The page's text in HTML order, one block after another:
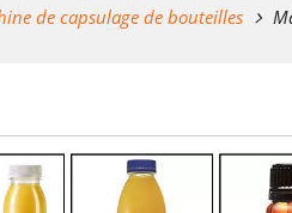
de capsulage de bouteilles